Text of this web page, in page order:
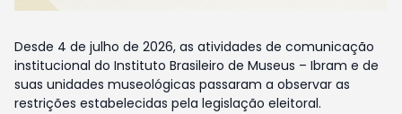
Desde 4 de julho de 2026, as atividades de comunicação
institucional do Instituto Brasileiro de Museus – Ibram e de
suas unidades museológicas passaram a observar as
restrições estabelecidas pela legislação eleitoral.